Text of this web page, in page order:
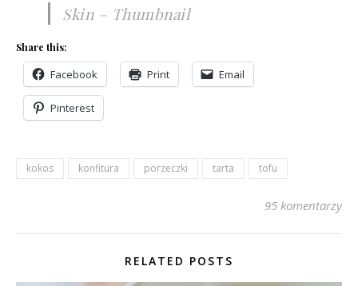
Skin – Thumbnail
Share this:
Facebook Print Email
Pinterest
kokos konfitura porzeczki tarta tofu
95 komentarzy
RELATED POSTS